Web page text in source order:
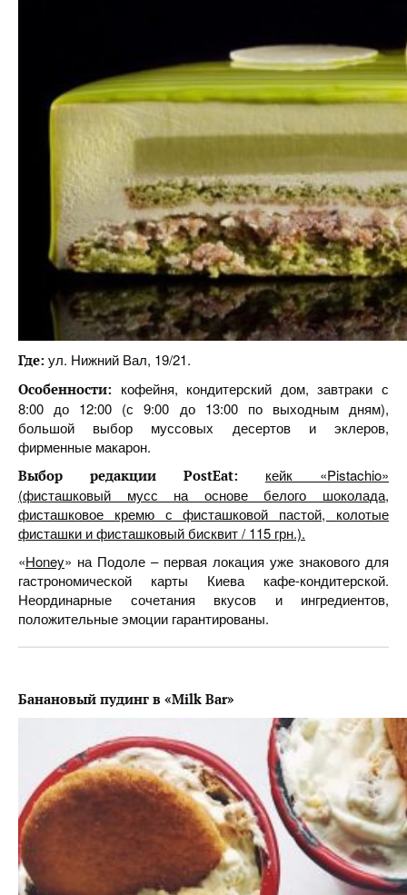
Где: ул. Нижний Вал, 19/21.
Особенности: кофейня, кондитерский дом, завтраки с
8:00 до 12:00 (с 9:00 до 13:00 по выходным дням),
большой выбор муссовых десертов и эклеров,
фирменные макарон.
Выбор редакции PostEat: кейк «Pistachio»
(фисташковый мусс на основе белого шоколада,
фисташковое кремю с фисташковой пастой, колотые
фисташки и фисташковый бисквит / 115 грн.).
«Honey» на Подоле – первая локация уже знакового для
гастрономической карты Киева кафе-кондитерской.
Неординарные сочетания вкусов и ингредиентов,
положительные эмоции гарантированы.
Банановый пудинг в «Milk Bar»